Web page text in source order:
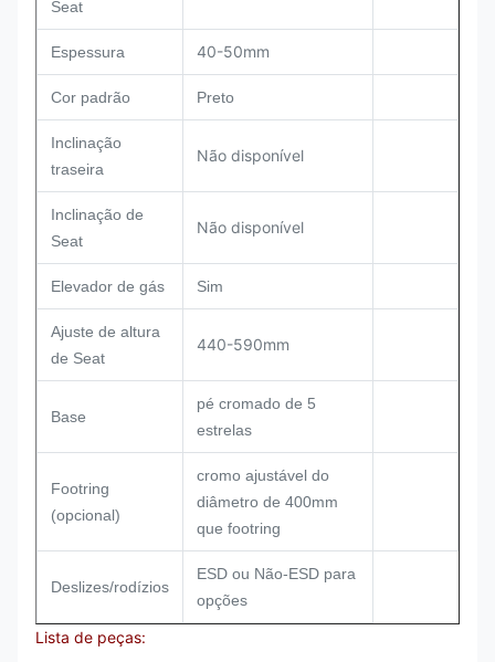
Seat
Espessura 40-50mm
Cor padrão Preto
Inclinação
traseira
Não disponível
Inclinação de
Seat
Não disponível
Elevador de gás Sim
Ajuste de altura
de Seat
440-590mm
Base
pé cromado de 5
estrelas
Footring
(opcional)
cromo ajustável do
diâmetro de 400mm
que footring
Deslizes/rodízios
ESD ou Não-ESD para
opções
Lista de peças: